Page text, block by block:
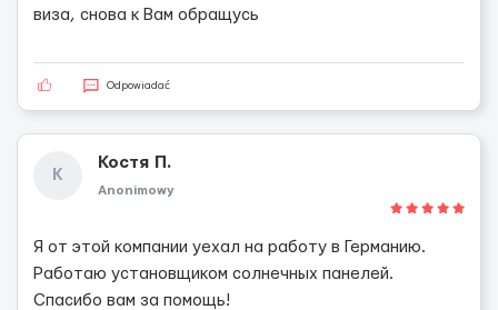
виза, снова к Вам обращусь
Odpowiadać
К
Костя П.
Anonimowy
Я от этой компании уехал на работу в Германию.
Работаю установщиком солнечных панелей.
Спасибо вам за помощь!